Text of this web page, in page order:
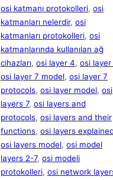
osi katmanı protokolleri, osi
katmanları nelerdir, osi
katmanları protokolleri, osi
katmanlarında kullanılan ağ
cihazları, osi layer 4, osi layer
osi layer 7 model, osi layer 7
protocols, osi layer model, osi
layers 7, osi layers and
protocols, osi layers and their
functions, osi layers explained
osi layers model, osi model
layers 2-7, osi modeli
protokolleri, osi network